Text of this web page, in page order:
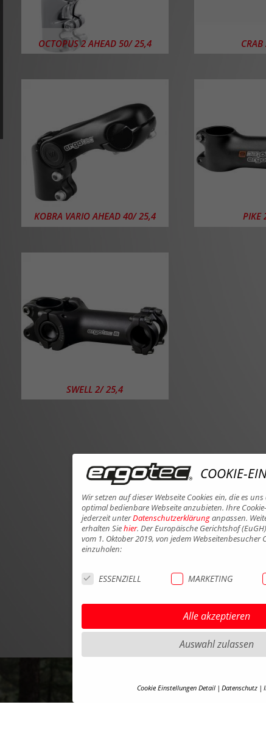
OCTOPUS 2 AHEAD 50/ 25,4
KOBRA VARIO AHEAD 40/ 25,4 PIKE
SWELL 2/ 25,4
PRODUKTE
COOKIE-
Wir setzen auf dieser Webseite Cookies ein, die es
optimal bedienbare Webseite anzubieten. Ihre
jederzeit unterDatenschutzerklärunganpassen.
erhalten Siehier. Der Europäische Gerichtshof
vom 1. Oktober 2019, von jedem Webseitenbesucher
einzuholen:
ESSENZIELL MARKETING
Alle akzeptieren
Auswahl zulassen
Cookie Einstellungen Detail Datenschutz